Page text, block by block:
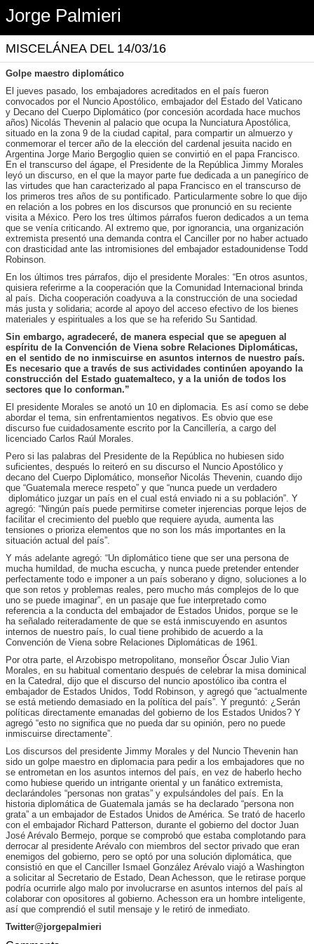
Jorge Palmieri
MISCELÁNEA DEL 14/03/16
Golpe maestro diplomático
El jueves pasado, los embajadores acreditados en el país fueron
convocados por el Nuncio Apostólico, embajador del Estado del Vaticano
y Decano del Cuerpo Diplomático (por concesión acordada hace muchos
años) Nicolás Thevenin al palacio que ocupa la Nunciatura Apostólica,
situado en la zona 9 de la ciudad capital, para compartir un almuerzo y
conmemorar el tercer año de la elección del cardenal jesuita nacido en
Argentina Jorge Mario Bergoglio quien se convirtió en el papa Francisco.
En el transcurso del ágape, el Presidente de la República Jimmy Morales
leyó un discurso, en el que la mayor parte fue dedicada a un panegírico de
las virtudes que han caracterizado al papa Francisco en el transcurso de
los primeros tres años de su pontificado. Particularmente sobre lo que dijo
en relación a los pobres en los discursos que pronunció en su reciente
visita a México. Pero los tres últimos párrafos fueron dedicados a un tema
que se venía criticando. Al extremo que, por ignorancia, una organización
extremista presentó una demanda contra el Canciller por no haber actuado
con drasticidad ante las intromisiones del embajador estadounidense Todd
Robinson.
En los últimos tres párrafos, dijo el presidente Morales: “En otros asuntos,
quisiera referirme a la cooperación que la Comunidad Internacional brinda
al país. Dicha cooperación coadyuva a la construcción de una sociedad
más justa y solidaria; acorde al apoyo del acceso efectivo de los bienes
materiales y espirituales a los que se ha referido Su Santidad.
Sin embargo, agradeceré, de manera especial que se apeguen al
espíritu de la Convención de Viena sobre Relaciones Diplomáticas,
en el sentido de no inmiscuirse en asuntos internos de nuestro país.
Es necesario que a través de sus actividades continúen apoyando la
construcción del Estado guatemalteco, y a la unión de todos los
sectores que lo conforman.”
El presidente Morales se anotó un 10 en diplomacia. Es así como se debe
abordar el tema, sin enfrentamientos negativos. Es obvio que ese
discurso fue cuidadosamente escrito por la Cancillería, a cargo del
licenciado Carlos Raúl Morales.
Pero si las palabras del Presidente de la República no hubiesen sido
suficientes, después lo reiteró en su discurso el Nuncio Apostólico y
decano del Cuerpo Diplomático, monseñor Nicolás Thevenin, cuando dijo
que “Guatemala merece respeto” y que “nunca puede un verdadero
diplomático juzgar un país en el cual está enviado ni a su población”. Y
agregó: “Ningún país puede permitirse cometer injerencias porque lejos de
facilitar el crecimiento del pueblo que requiere ayuda, aumenta las
tensiones o prioriza elementos que no son los más importantes en la
situación actual del país”.
Y más adelante agregó: “Un diplomático tiene que ser una persona de
mucha humildad, de mucha escucha, y nunca puede pretender entender
perfectamente todo e imponer a un país soberano y digno, soluciones a lo
que son retos y problemas reales, pero mucho más complejos de lo que
uno se puede imaginar”, en un pasaje que fue interpretado como
referencia a la conducta del embajador de Estados Unidos, porque se le
ha señalado reiteradamente de que se está inmiscuyendo en asuntos
internos de nuestro país, lo cual tiene prohibido de acuerdo a la
Convención de Viena sobre Relaciones Diplomáticas de 1961.
Por otra parte, el Arzobispo metropolitano, monseñor Óscar Julio Vian
Morales, en su habitual comentario después de celebrar la misa dominical
en la Catedral, dijo que el discurso del nuncio apostólico iba contra el
embajador de Estados Unidos, Todd Robinson, y agregó que “actualmente
se está metiendo demasiado en la política del país”. Y preguntó: ¿Serán
políticas directamente emanadas del gobierno de los Estados Unidos? Y
agregó “esto no significa que no pueda dar su opinión, pero no puede
inmiscuirse directamente”.
Los discursos del presidente Jimmy Morales y del Nuncio Thevenin han
sido un golpe maestro en diplomacia para pedir a los embajadores que no
se entrometan en los asuntos internos del país, en vez de haberlo hecho
como hubiese querido un intrigante oriental y un fanático extremista,
declarándoles “personas non gratas” y expulsándoles del país. En la
historia diplomática de Guatemala jamás se ha declarado “persona non
grata” a un embajador de Estados Unidos de América. Se trató de hacerlo
con el embajador Richard Patterson, durante el gobierno del doctor Juan
José Arévalo Bermejo, porque se comprobó que estaba complotando para
derrocar al presidente Arévalo con miembros del sector privado que eran
enemigos del gobierno, pero se optó por una solución diplomática, que
consistió en que el Canciller Ismael González Arévalo viajó a Washington
a solicitar al Secretario de Estado, Dean Achesson, que le retirase porque
podría ocurrirle algo malo por involucrarse en asuntos internos del país al
colaborar con opositores al gobierno. Achesson era un hombre inteligente,
así que comprendió el sutil mensaje y le retiró de inmediato.
Twitter@jorgepalmieri